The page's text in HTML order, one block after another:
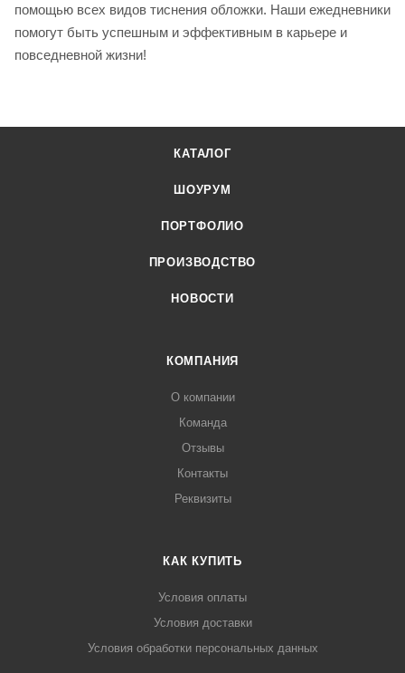
помощью всех видов тиснения обложки. Наши ежедневники
помогут быть успешным и эффективным в карьере и
повседневной жизни!
КАТАЛОГ
ШОУРУМ
ПОРТФОЛИО
ПРОИЗВОДСТВО
НОВОСТИ
КОМПАНИЯ
О компании
Команда
Отзывы
Контакты
Реквизиты
КАК КУПИТЬ
Условия оплаты
Условия доставки
Условия обработки персональных данных